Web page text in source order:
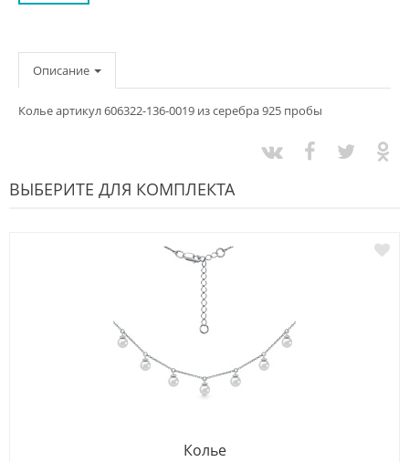
Описание
Колье артикул 606322-136-0019 из серебра 925 пробы
ВЫБЕРИТЕ ДЛЯ КОМПЛЕКТА
Колье